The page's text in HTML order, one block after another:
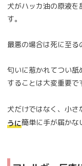
犬がハッカ油の原液
す。
最悪の場合は死に至る
匂いに惹かれてつい
することは大変重要で
犬だけではなく、小さ
うに簡単に手が届かな